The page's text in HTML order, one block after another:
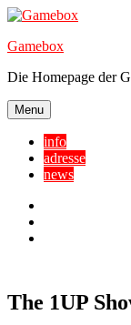
Skip
content
Gamebox
Die Homepage der
Menu
info
adresse
news
The 1UP